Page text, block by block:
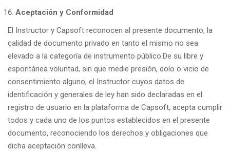
Aceptación y Conformidad
El Instructor y Capsoft reconocen al presente documento, la
calidad de documento privado en tanto el mismo no sea
elevado a la categoría de instrumento público.De su libre y
espontánea voluntad, sin que medie presión, dolo o vicio de
consentimiento alguno, el Instructor cuyos datos de
identificación y generales de ley han sido declaradas en el
registro de usuario en la plataforma de Capsoft, acepta cumplir
todos y cada uno de los puntos establecidos en el presente
documento, reconociendo los derechos y obligaciones que
dicha aceptación conlleva.